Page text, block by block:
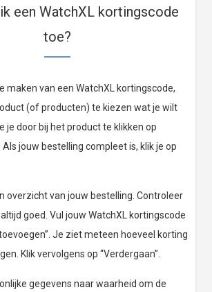
een WatchXL kortingscode
toe?
maken van een WatchXL kortingscode,
(of producten) te kiezen wat je wilt
je door bij het product te klikken op
Als jouw bestelling compleet is, klik je op
overzicht van jouw bestelling. Controleer
goed. Vul jouw WatchXL kortingscode
Je ziet meteen hoeveel korting
Klik vervolgens op “Verdergaan”.
gegevens naar waarheid om de